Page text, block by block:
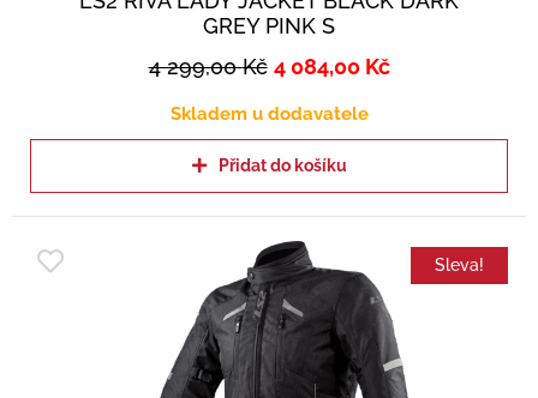
GREY PINK S
4 299,00Kč 4 084,00 Kč
Skladem u dodavatele
Přidat do košíku
Sleva!